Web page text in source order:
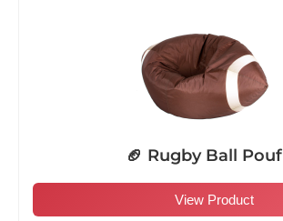
🏈 Rugby Ball Pouf
View Product